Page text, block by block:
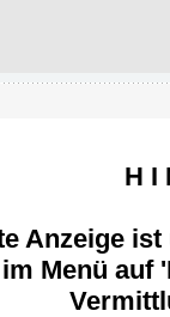
H I
Anzeige
Menü auf